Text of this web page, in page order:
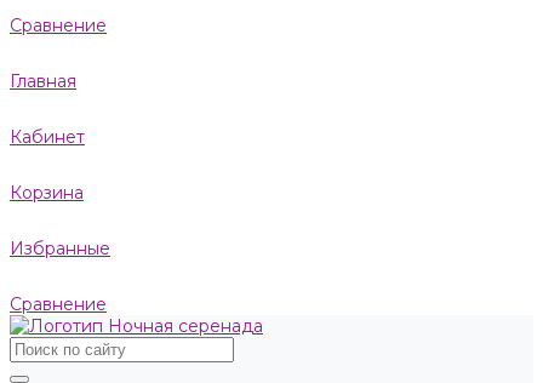
Сравнение
Главная
Кабинет
Корзина
Избранные
Сравнение